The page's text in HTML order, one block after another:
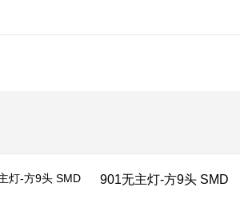
901无主灯-方9头 SMD